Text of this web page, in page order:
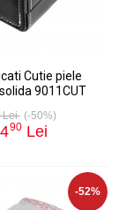
Cutie piele
9011CUT
Lei (-50%)
90 Lei
-52%